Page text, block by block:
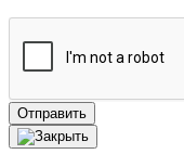
Отправить